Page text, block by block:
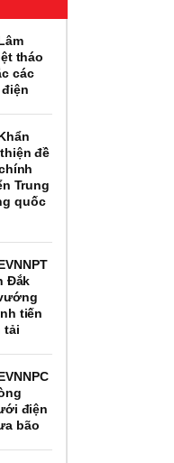
tháo
các
đề
Trung
quốc
Đắk
tiến
tải
điện
bão